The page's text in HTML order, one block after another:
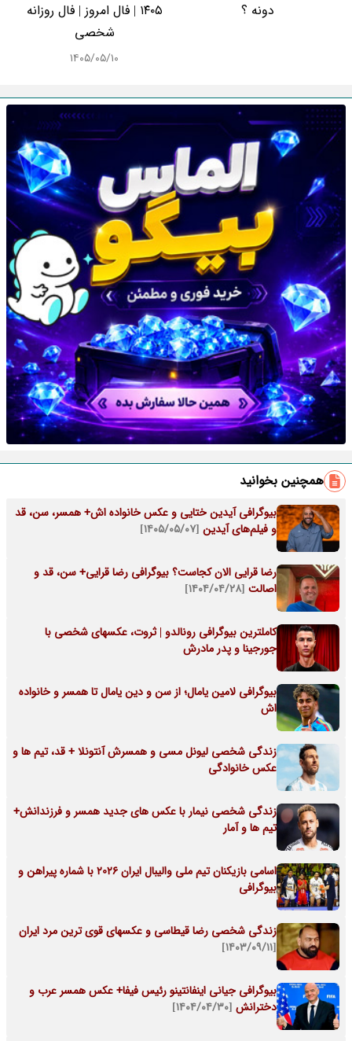
دونه ؟
۱۴۰۵ | فال امروز | فال روزانه
شخصی
۱۴۰۵/۰۵/۱۰
همچنین بخوانید
بیوگرافی آیدین ختایی و عکس خانواده اش+ همسر، سن، قد
و فیلم‌های آیدین [۱۴۰۵/۰۵/۰۷]
رضا قرایی الان کجاست؟ بیوگرافی رضا قرایی+ سن، قد و
اصالت [۱۴۰۴/۰۴/۲۸]
کاملترین بیوگرافی رونالدو | ثروت، عکسهای شخصی با
جورجینا و پدر مادرش
بیوگرافی لامین یامال؛ از سن و دین یامال تا همسر و خانواده
اش
زندگی شخصی لیونل مسی و همسرش آنتونلا + قد، تیم ها و
عکس خانوادگی
زندگی شخصی نیمار با عکس های جدید همسر و فرزندانش+
تیم ها و آمار
اسامی بازیکنان تیم ملی والیبال ایران 2026 با شماره پیراهن و
بیوگرافی
زندگی شخصی رضا قیطاسی و عکسهای قوی ترین مرد ایران
[۱۴۰۳/۰۹/۱۱]
بیوگرافی جیانی اینفانتینو رئیس فیفا+ عکس همسر عرب و
دخترانش [۱۴۰۴/۰۴/۳۰]